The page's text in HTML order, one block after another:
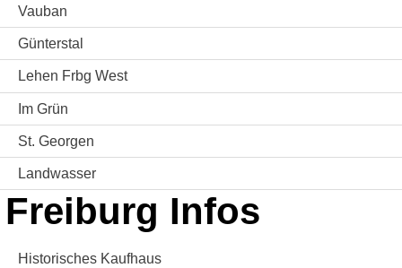
Vauban
Günterstal
Lehen Frbg West
Im Grün
St. Georgen
Landwasser
Freiburg Infos
Historisches Kaufhaus